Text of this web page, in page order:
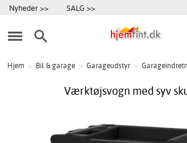
Nyheder >> SALG >>
Hjem > Bil & garage > Garageudstyr >
Værktøjsvogn med syv